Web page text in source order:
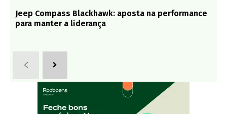
Jeep Compass Blackhawk: aposta na performance
para manter a liderança